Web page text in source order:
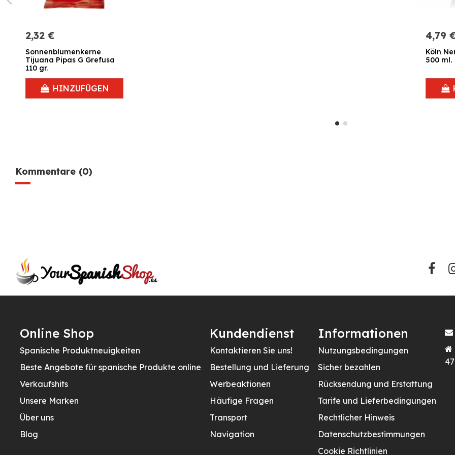
2,32 €
Sonnenblumenkerne
Tijuana Pipas G Grefusa
110 gr.
HINZUFÜGEN
4,79
Köln
500 ml.
Kommentare (0)
Online Shop
Spanische Produktneuigkeiten
Beste Angebote für spanische Produkte online
Verkaufshits
Unsere Marken
Über uns
Blog
Kundendienst
Kontaktieren Sie uns!
Bestellung und Lieferung
Werbeaktionen
Häufige Fragen
Transport
Navigation
Informationen
Nutzungsbedingungen
Sicher bezahlen
Rücksendung und Erstattung
Tarife und Lieferbedingungen
Rechtlicher Hinweis
Datenschutzbestimmungen
Cookie Richtlinien